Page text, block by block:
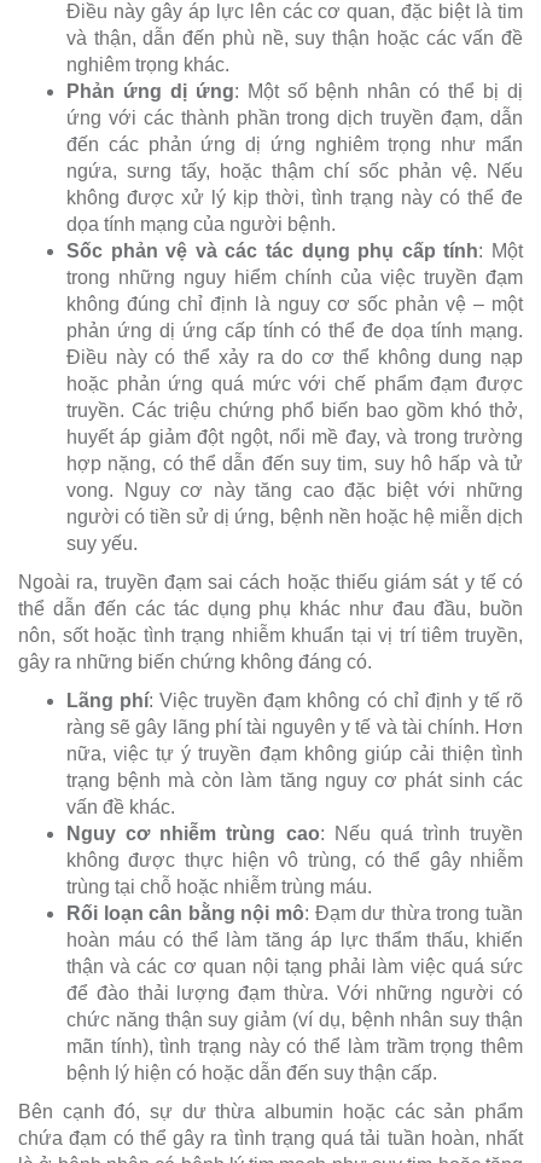
Điều này gây áp lực lên các cơ quan, đặc biệt là tim
và thận, dẫn đến phù nề, suy thận hoặc các vấn đề
nghiêm trọng khác.
Phản ứng dị ứng: Một số bệnh nhân có thể bị dị
ứng với các thành phần trong dịch truyền đạm, dẫn
đến các phản ứng dị ứng nghiêm trọng như mẩn
ngứa, sưng tấy, hoặc thậm chí sốc phản vệ. Nếu
không được xử lý kịp thời, tình trạng này có thể đe
dọa tính mạng của người bệnh.
Sốc phản vệ và các tác dụng phụ cấp tính: Một
trong những nguy hiểm chính của việc truyền đạm
không đúng chỉ định là nguy cơ sốc phản vệ – một
phản ứng dị ứng cấp tính có thể đe dọa tính mạng.
Điều này có thể xảy ra do cơ thể không dung nạp
hoặc phản ứng quá mức với chế phẩm đạm được
truyền. Các triệu chứng phổ biến bao gồm khó thở,
huyết áp giảm đột ngột, nổi mề đay, và trong trường
hợp nặng, có thể dẫn đến suy tim, suy hô hấp và tử
vong. Nguy cơ này tăng cao đặc biệt với những
người có tiền sử dị ứng, bệnh nền hoặc hệ miễn dịch
suy yếu.
Ngoài ra, truyền đạm sai cách hoặc thiếu giám sát y tế có
thể dẫn đến các tác dụng phụ khác như đau đầu, buồn
nôn, sốt hoặc tình trạng nhiễm khuẩn tại vị trí tiêm truyền,
gây ra những biến chứng không đáng có.
Lãng phí: Việc truyền đạm không có chỉ định y tế rõ
ràng sẽ gây lãng phí tài nguyên y tế và tài chính. Hơn
nữa, việc tự ý truyền đạm không giúp cải thiện tình
trạng bệnh mà còn làm tăng nguy cơ phát sinh các
vấn đề khác.
Nguy cơ nhiễm trùng cao: Nếu quá trình truyền
không được thực hiện vô trùng, có thể gây nhiễm
trùng tại chỗ hoặc nhiễm trùng máu.
Rối loạn cân bằng nội mô: Đạm dư thừa trong tuần
hoàn máu có thể làm tăng áp lực thẩm thấu, khiến
thận và các cơ quan nội tạng phải làm việc quá sức
để đào thải lượng đạm thừa. Với những người có
chức năng thận suy giảm (ví dụ, bệnh nhân suy thận
mãn tính), tình trạng này có thể làm trầm trọng thêm
bệnh lý hiện có hoặc dẫn đến suy thận cấp.
Bên cạnh đó, sự dư thừa albumin hoặc các sản phẩm
chứa đạm có thể gây ra tình trạng quá tải tuần hoàn, nhất